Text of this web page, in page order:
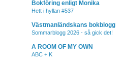
Bokföring enligt Monika
Hett i hyllan #537
Västmanländskans bokblogg
Sommarblogg 2026 - så gick det!
A ROOM OF MY OWN
ABC + K